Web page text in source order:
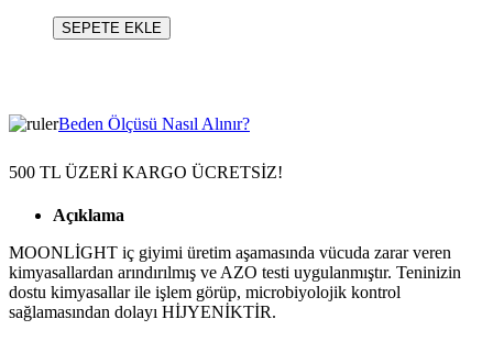
SEPETE EKLE
Beden Ölçüsü Nasıl Alınır?
500 TL ÜZERİ KARGO ÜCRETSİZ!
Açıklama
MOONLİGHT iç giyimi üretim aşamasında vücuda zarar veren
kimyasallardan arındırılmış ve AZO testi uygulanmıştır. Teninizin
dostu kimyasallar ile işlem görüp, microbiyolojik kontrol
sağlamasından dolayı HİJYENİKTİR.